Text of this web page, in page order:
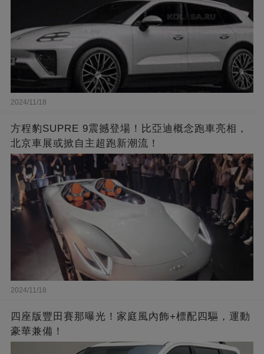
2024/11/18
方程豹SUPRE 9震撼登場！比亞迪概念跑車亮相，
北京車展或掀自主超跑新潮流！
2024/11/18
四座版豐田賽那曝光！家庭風內飾+標配四驅，運動
豪華兼備！